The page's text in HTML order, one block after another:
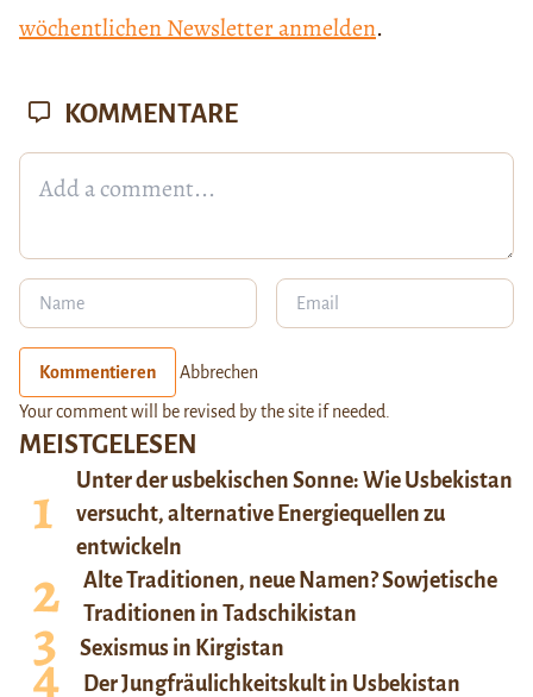
wöchentlichen Newsletter anmelden.
MEISTGELESEN
Unter der usbekischen Sonne: Wie Usbekistan
versucht, alternative Energiequellen zu
entwickeln
Alte Traditionen, neue Namen? Sowjetische
Traditionen in Tadschikistan
Sexismus in Kirgistan
Der Jungfräulichkeitskult in Usbekistan
KOMMENTARE
Kommentieren Abbrechen
Your comment will be revised by the site if needed.